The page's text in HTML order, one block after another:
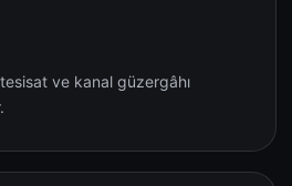
ve kanal güzergâhı